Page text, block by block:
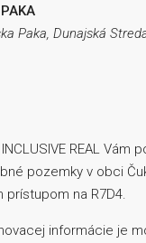
Paka, Dunajská
REAL Vám
pozemky v obci
prístupom na R7D4.
informácie je